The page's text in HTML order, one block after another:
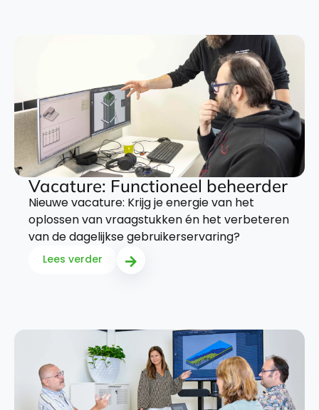
Vacature: Functioneel beheerder
Nieuwe vacature: Krijg je energie van het
oplossen van vraagstukken én het verbeteren
van de dagelijkse gebruikerservaring?
Lees verder